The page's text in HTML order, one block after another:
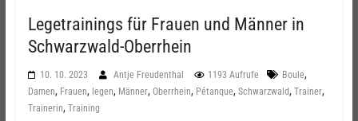
Legetrainings für Frauen und Männer in
Schwarzwald-Oberrhein
10. 10. 2023 Antje Freudenthal 1193 Aufrufe Boule,
Damen, Frauen, legen, Männer, Oberrhein, Pétanque, Schwarzwald, Trainer,
Trainerin, Training